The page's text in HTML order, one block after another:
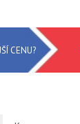
CENU?